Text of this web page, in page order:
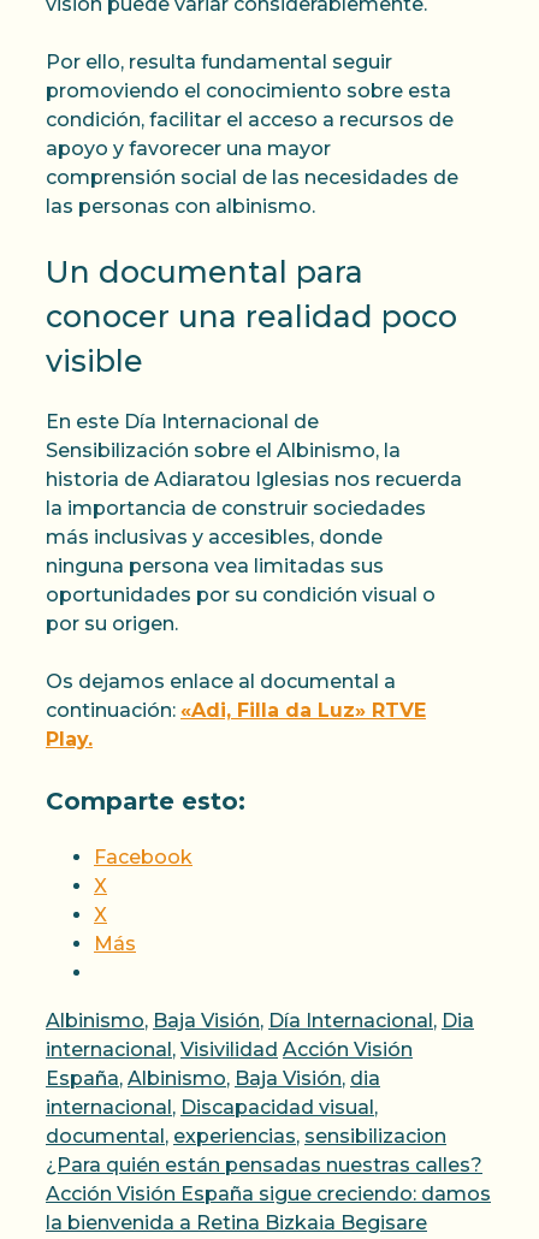
Por ello, resulta fundamental seguir
promoviendo el conocimiento sobre esta
condición, facilitar el acceso a recursos de
apoyo y favorecer una mayor
comprensión social de las necesidades de
las personas con albinismo.
Un documental para
conocer una realidad poco
visible
En este Día Internacional de
Sensibilización sobre el Albinismo, la
historia de Adiaratou Iglesias nos recuerda
la importancia de construir sociedades
más inclusivas y accesibles, donde
ninguna persona vea limitadas sus
oportunidades por su condición visual o
por su origen.
Os dejamos enlace al documental a
continuación: «Adi, Filla da Luz» RTVE
Play.
Comparte esto:
Facebook
X
X
Más
Categorías
Albinismo, Baja Visión, Día Internacional , Dia
internacional , Visivilidad Etiquetas
Acción Visión
España, Albinismo, Baja Visión, dia
internacional , Discapacidad visual ,
documental , experiencias, sensibilizacion
¿Para quién están pensadas nuestras calles?
Acción Visión España sigue creciendo: damos
la bienvenida a Retina Bizkaia Begisare